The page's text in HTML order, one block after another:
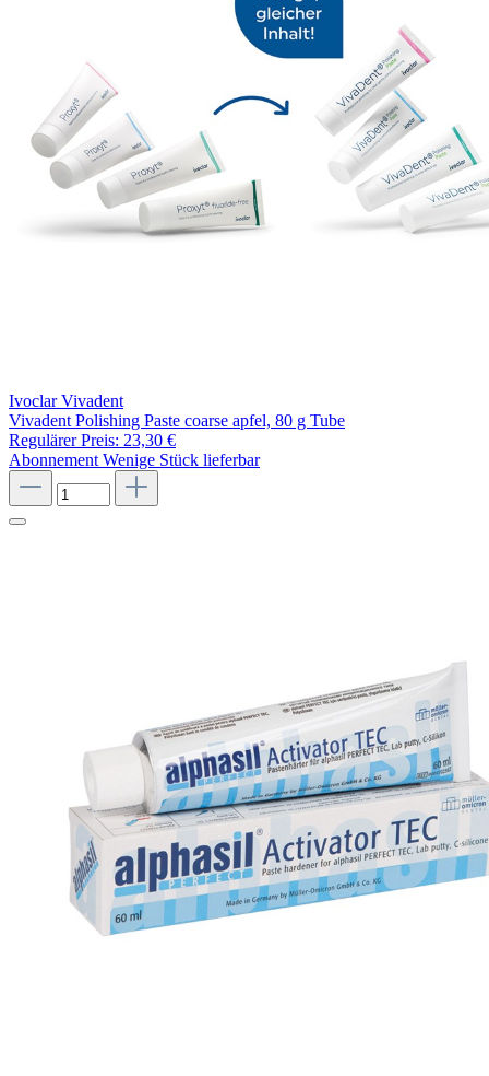
Ivoclar Vivadent
Vivadent Polishing Paste coarse apfel, 80 g Tube
Regulärer Preis: 23,30 €
Abonnement Wenige Stück lieferbar